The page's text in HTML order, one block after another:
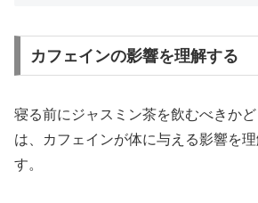
カフェインの影響を理解する
寝る前にジャスミン茶を飲むべきか
は、カフェインが体に与える影響を
す。